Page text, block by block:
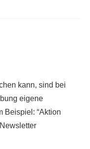
kann, sind bei
eigene
Beispiel: “Aktion